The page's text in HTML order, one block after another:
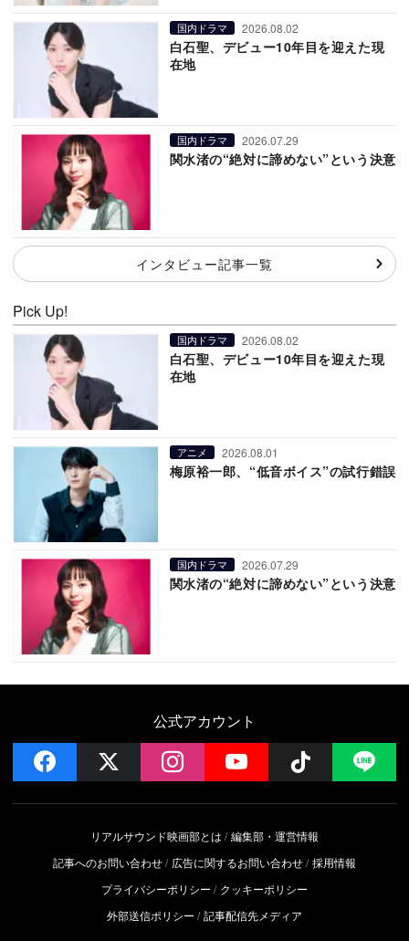
国内ドラマ 2026.08.02
白石聖、デビュー10年目を迎えた現
在地
国内ドラマ 2026.07.29
関水渚の“絶対に諦めない”という決意
インタビュー記事一覧
Pick Up!
国内ドラマ 2026.08.02
白石聖、デビュー10年目を迎えた現
在地
アニメ 2026.08.01
梅原裕一郎、“低音ボイス”の試行錯誤
国内ドラマ 2026.07.29
関水渚の“絶対に諦めない”という決意
公式アカウント
facebook instagramYouTube Follow
リアルサウンド映画部とは
編集部・運営情報
記事へのお問い合わせ
広告に関するお問い合わせ 採用情報
プライバシーポリシー
クッキーポリシー
外部送信ポリシー
記事配信先メディア